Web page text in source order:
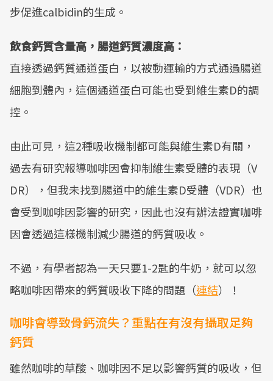
步促進calbidin的生成。
飲食鈣質含量高，腸道鈣質濃度高：
直接透過鈣質通道蛋白，以被動運輸的方式通過腸道
細胞到體內，這個通道蛋白可能也受到維生素D的調
控。
由此可見，這2種吸收機制都可能與維生素D有關，
過去有研究報導咖啡因會抑制維生素受體的表現（V
DR），但我未找到腸道中的維生素D受體（VDR）也
會受到咖啡因影響的研究，因此也沒有辦法證實咖啡
因會透過這樣機制減少腸道的鈣質吸收。
不過，有學者認為一天只要1-2匙的牛奶，就可以忽
略咖啡因帶來的鈣質吸收下降的問題（連結）！
咖啡會導致骨鈣流失？重點在有沒有攝取足夠
鈣質
雖然咖啡的草酸、咖啡因不足以影響鈣質的吸收，但